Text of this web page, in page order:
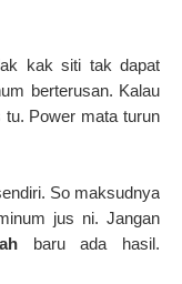
kak siti tak dapat
berterusan. Kalau
Power mata turun
So maksudnya
jus ni. Jangan
baru ada hasil.